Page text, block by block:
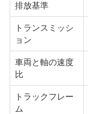
排放基準
トランスミッシ
ョン
車両と軸の速度
比
トラックフレー
ム